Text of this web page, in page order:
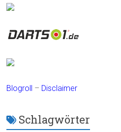
Blogroll – Disclaimer
Schlagwörter